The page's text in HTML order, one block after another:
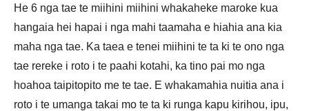
He 6 nga tae te miihini miihini whakaheke maroke kua
hangaia hei hapai i nga mahi taamaha e hiahia ana kia
maha nga tae. Ka taea e tenei miihini te ta ki te ono nga
tae rereke i roto i te paahi kotahi, ka tino pai mo nga
hoahoa taipitopito me te tae. E whakamahia nuitia ana i
roto i te umanga takai mo te ta ki runga kapu kirihou, ipu,